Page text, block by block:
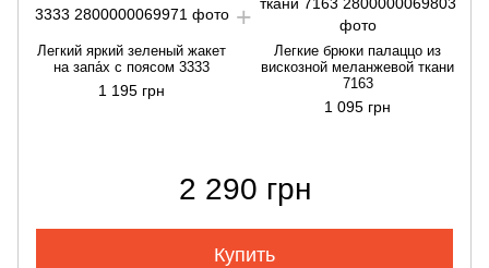
Легкий яркий зеленый жакет
на запа́х с поясом 3333
1 195 грн
Легкие брюки палаццо из
вискозной меланжевой ткани
7163
1 095 грн
2 290 грн
Купить